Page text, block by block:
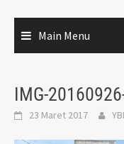
Main Menu
IMG-
23 Maret 2017